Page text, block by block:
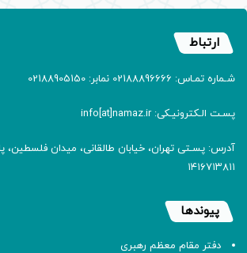
ارتباط
شـماره تمـاس: 02188896666 نمابر: 02188905150
پسـت الـکترونیـکی: info[at]namaz.ir
۱۴۱۶۷۱۳۸۱۱
پیوندها
دفتر مقام معظم رهبری